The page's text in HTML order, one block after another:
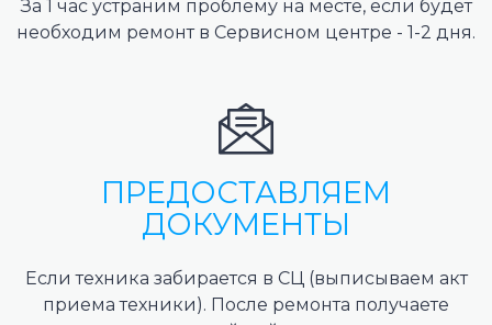
За 1 час устраним проблему на месте, если будет
необходим ремонт в Сервисном центре - 1-2 дня.
ПРЕДОСТАВЛЯЕМ
ДОКУМЕНТЫ
Если техника забирается в СЦ (выписываем акт
приема техники). После ремонта получаете